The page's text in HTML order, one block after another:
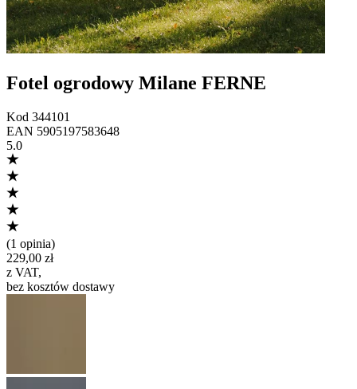
Fotel ogrodowy Milane FERNE
Kod 344101
EAN 5905197583648
5.0
(1 opinia)
229,00 zł
z VAT,
bez kosztów dostawy